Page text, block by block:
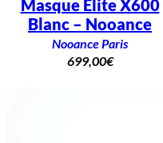
Masque Elite X600
Blanc – Nooance
Nooance Paris
699,00€